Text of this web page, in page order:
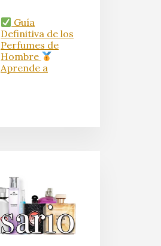
Guía
Definitiva de los
Perfumes de
Hombre
Aprende a